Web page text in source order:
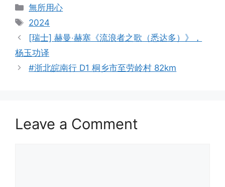
Categories
無所用心
Tags
2024
[瑞士] 赫曼‧赫塞《流浪者之歌（悉达多）》，
杨玉功译
#浙北皖南行 D1 桐乡市至劳岭村 82km
Leave a Comment